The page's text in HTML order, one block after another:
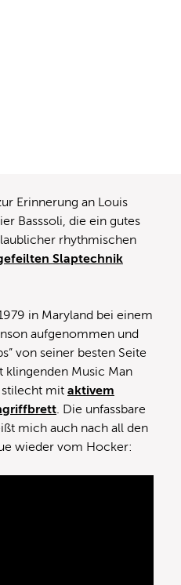
Erinnerung an Louis
Basssoli, die ein gutes
rhythmischen
Slaptechnik
in Maryland bei einem
aufgenommen und
von seiner besten Seite
klingenden Music Man
stilecht mit aktivem
. Die unfassbare
mich auch nach all den
wieder vom Hocker: